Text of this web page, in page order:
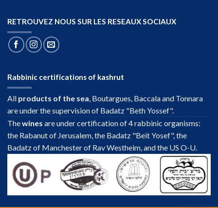
RETROUVEZ NOUS SUR LES RESEAUX SOCIAUX
Rabbinic certifications of kashrut
All products of the sea , Boutargues, Baccala and Tonnara
are under the supervision of Badatz "Beth Yossef".
Thewines are under certification of 4 rabbinic organisms:
the Rabanut of Jerusalem, the Badatz "Beit Yosef", the
Badatz of Manchester of Rav Westheim, and the US O-U.